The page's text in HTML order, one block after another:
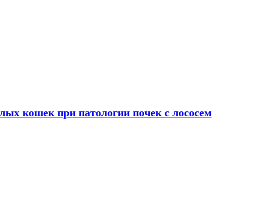
кошек при патологии почек с лососем